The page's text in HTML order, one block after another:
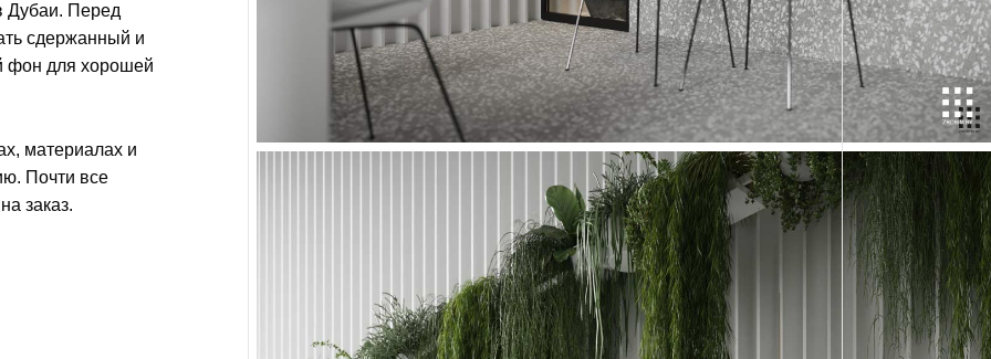
Дубаи. Перед
сдержанный и
фон для хорошей
материалах и
Почти все
заказ.